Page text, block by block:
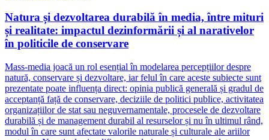
Natura și dezvoltarea durabilă în media, între mituri
și realitate: impactul dezinformării și al narativelor
în politicile de conservare
Mass-media joacă un rol esențial în modelarea percepțiilor despre
natură, conservare și dezvoltare, iar felul în care aceste subiecte sunt
prezentate poate influența direct: opinia publică generală și gradul de
acceptanță față de conservare, deciziile de politici publice, activitatea
organizațiilor de stat sau neguvernamentale, procesele de dezvoltare
durabilă și de management durabil al resurselor și nu în ultimul rând,
modul în care sunt afectate valorile naturale și culturale ale ariilor